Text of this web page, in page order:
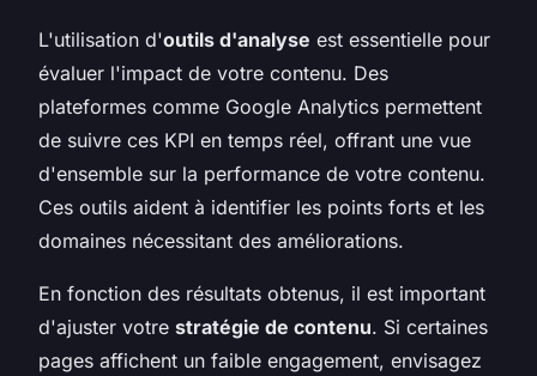
L'utilisation d'outils d'analyse est essentielle pour
évaluer l'impact de votre contenu. Des
plateformes comme Google Analytics permettent
de suivre ces KPI en temps réel, offrant une vue
d'ensemble sur la performance de votre contenu.
Ces outils aident à identifier les points forts et les
domaines nécessitant des améliorations.
En fonction des résultats obtenus, il est important
d'ajuster votre stratégie de contenu. Si certaines
pages affichent un faible engagement, envisagez